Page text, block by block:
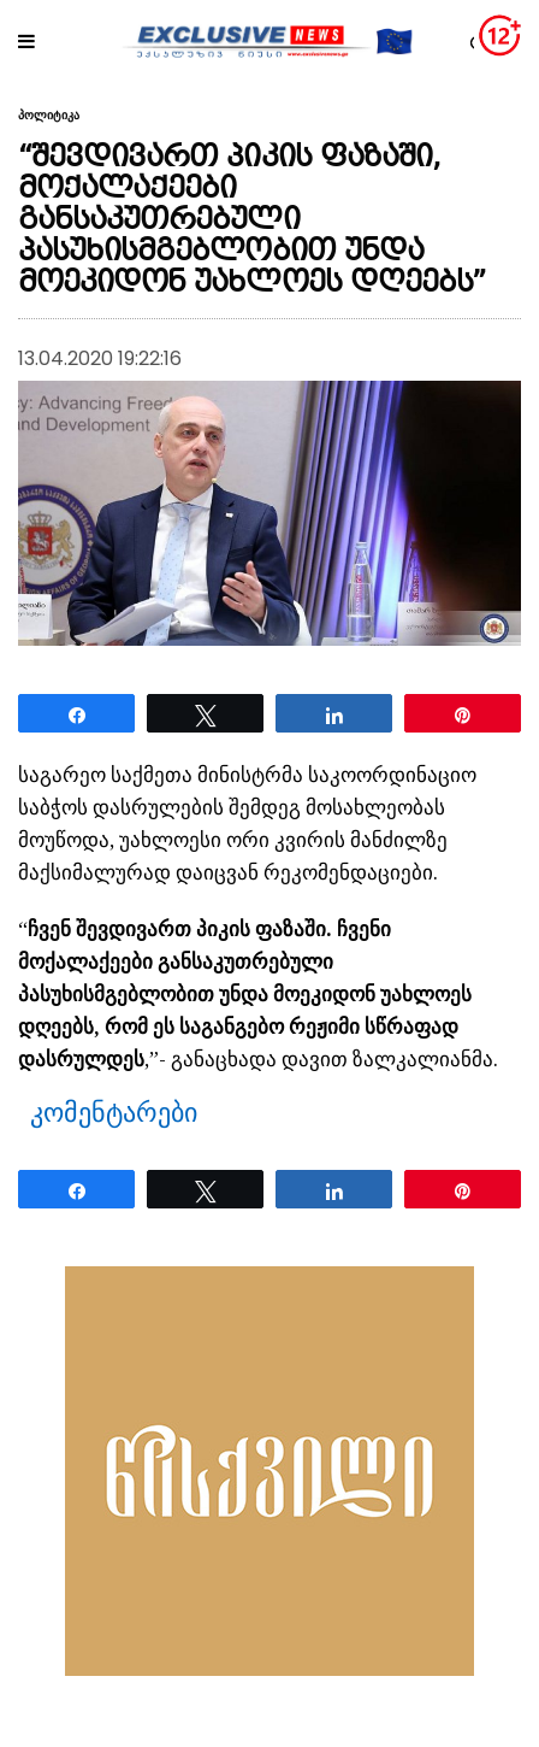
პოლიტიკა
“შევდივართ პიკის ფაზაში,
მოქალაქეები
განსაკუთრებული
პასუხისმგებლობით უნდა
მოეკიდონ უახლოეს დღეებს”
13.04.2020 19:22:16
საგარეო საქმეთა მინისტრმა საკოორდინაციო
საბჭოს დასრულების შემდეგ მოსახლეობას
მოუწოდა, უახლოესი ორი კვირის მანძილზე
მაქსიმალურად დაიცვან რეკომენდაციები.
“ჩვენ შევდივართ პიკის ფაზაში. ჩვენი
მოქალაქეები განსაკუთრებული
პასუხისმგებლობით უნდა მოეკიდონ უახლოეს
დღეებს, რომ ეს საგანგებო რეჟიმი სწრაფად
დასრულდეს,”- განაცხადა დავით ზალკალიანმა.
კომენტარები